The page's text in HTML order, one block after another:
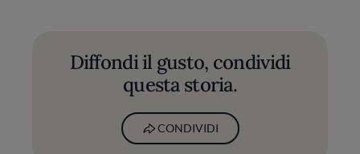
Diffondi il gusto, condividi
questa storia.
CONDIVIDI